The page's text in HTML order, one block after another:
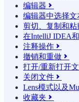
编辑器 
编辑器中选择文
剪切、复制和粘
在IntelliJ IDEA
注释操作 
撤销和重做 
打开/重新打开
关闭文件 
Lens模式以及
收藏夹 